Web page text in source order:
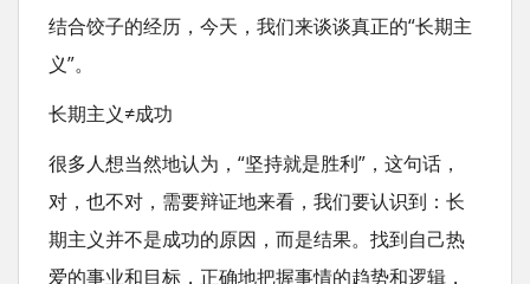
结合饺子的经历，今天，我们来谈谈真正的“长期主
义”。
长期主义≠成功
很多人想当然地认为，“坚持就是胜利”，这句话，
对，也不对，需要辩证地来看，我们要认识到：长
期主义并不是成功的原因，而是结果。找到自己热
爱的事业和目标，正确地把握事情的趋势和逻辑，